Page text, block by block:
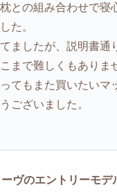
との組み合わせで寝
た。
ましたが、説明書通
まで難しくもありま
てもまた買いたいマ
ございました。
ヴのエントリーモデ